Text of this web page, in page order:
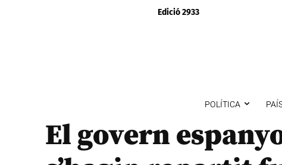
Edició 2933
POLÍTICA
El govern